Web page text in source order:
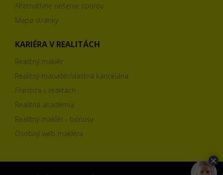
Alternatívne riešenie sporov
Mapa stránky
KARIÉRA V REALITÁCH
Realitný maklér
Realitný manažér/vlastná kancelária
Franšíza v realitách
Realitná akadémia
Realitný maklér - bonusy
Osobný web makléra